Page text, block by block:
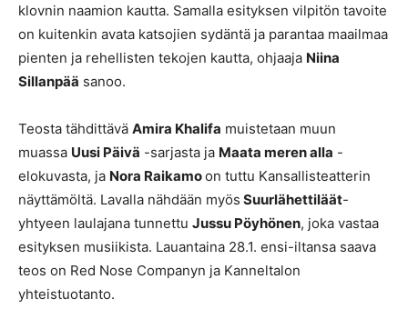
klovnin naamion kautta. Samalla esityksen vilpitön tavoite
on kuitenkin avata katsojien sydäntä ja parantaa maailmaa
pienten ja rehellisten tekojen kautta, ohjaaja Niina
Sillanpää sanoo.
Teosta tähdittävä Amira Khalifa muistetaan muun
muassa Uusi Päivä -sarjasta ja Maata meren alla -
elokuvasta, ja Nora Raikamoon tuttu Kansallisteatterin
näyttämöltä. Lavalla nähdään myös Suurlähettiläät-
yhtyeen laulajana tunnettu Jussu Pöyhönen, joka vastaa
esityksen musiikista. Lauantaina 28.1. ensi-iltansa saava
teos on Red Nose Companyn ja Kanneltalon
yhteistuotanto.